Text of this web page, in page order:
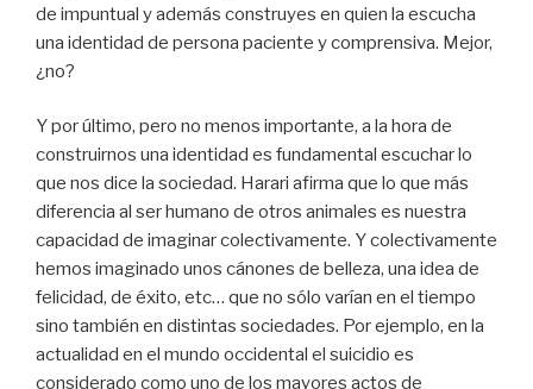
de impuntual y además construyes en quien la escucha
una identidad de persona paciente y comprensiva. Mejor,
¿no?
Y por último, pero no menos importante, a la hora de
construirnos una identidad es fundamental escuchar lo
que nos dice la sociedad. Harari afirma que lo que más
diferencia al ser humano de otros animales es nuestra
capacidad de imaginar colectivamente. Y colectivamente
hemos imaginado unos cánones de belleza, una idea de
felicidad, de éxito, etc… que no sólo varían en el tiempo
sino también en distintas sociedades. Por ejemplo, en la
actualidad en el mundo occidental el suicidio es
considerado como uno de los mayores actos de